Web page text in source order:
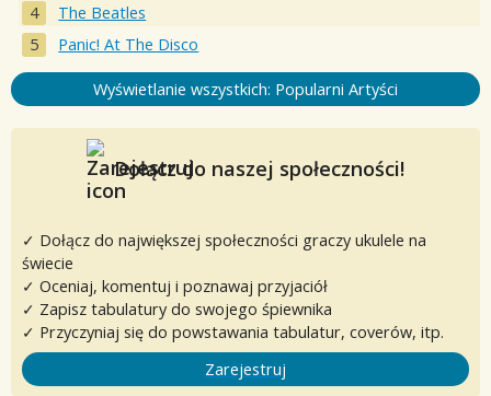
The Beatles
Panic! At The Disco
Wyświetlanie wszystkich: Popularni Artyści
Dołącz do naszej społeczności!
✓ Dołącz do największej społeczności graczy ukulele na
świecie
✓ Oceniaj, komentuj i poznawaj przyjaciół
✓ Zapisz tabulatury do swojego śpiewnika
✓ Przyczyniaj się do powstawania tabulatur, coverów, itp.
Zarejestruj